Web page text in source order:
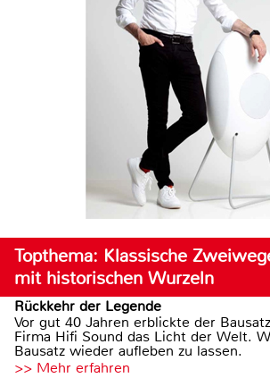
Topthema: Klassische
mit historischen Wurzeln
Rückkehr der Legende
Vor gut 40 Jahren erblickte der
Firma Hifi Sound das Licht der Welt.
Bausatz wieder aufleben zu lassen.
>> Mehr erfahren